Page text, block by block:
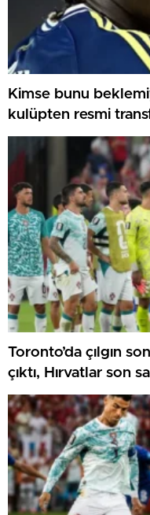
Kimse bunu
kulüpten resmi
Toronto’da çılgın
çıktı, Hırvatlar son